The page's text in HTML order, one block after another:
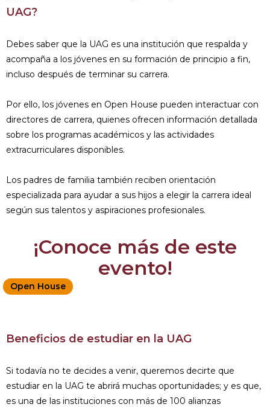
UAG?
Debes saber que la UAG es una institución que respalda y
acompaña a los jóvenes en su formación de principio a fin,
incluso después de terminar su carrera.
Por ello, los jóvenes en Open House pueden interactuar con
directores de carrera, quienes ofrecen información detallada
sobre los programas académicos y las actividades
extracurriculares disponibles.
Los padres de familia también reciben orientación
especializada para ayudar a sus hijos a elegir la carrera ideal
según sus talentos y aspiraciones profesionales.
¡Conoce más de este
evento!
Open House
Beneficios de estudiar en la UAG
Si todavía no te decides a venir, queremos decirte que
estudiar en la UAG te abrirá muchas oportunidades; y es que,
es una de las instituciones con más de 100 alianzas